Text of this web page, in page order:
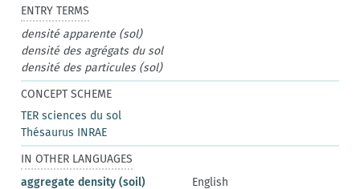
ENTRY TERMS
densité apparente (sol)
densité des agrégats du sol
densité des particules (sol)
CONCEPT SCHEME
TER sciences du sol
Thésaurus INRAE
IN OTHER LANGUAGES
aggregate density (soil)
English